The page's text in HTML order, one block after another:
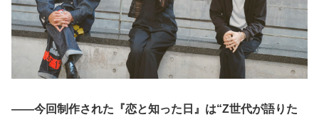
――今回制作された『恋と知った日』は“Z世代が語りた